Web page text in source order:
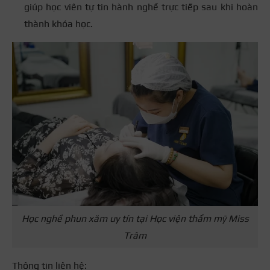
giúp học viên tự tin hành nghề trực tiếp sau khi hoàn
thành khóa học.
Học nghề phun xăm uy tín tại Học viện thẩm mỹ Miss
Trâm
Thông tin liên hệ: